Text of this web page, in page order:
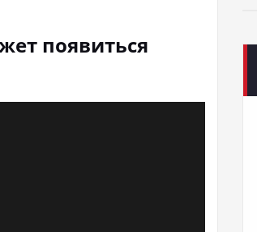
появиться